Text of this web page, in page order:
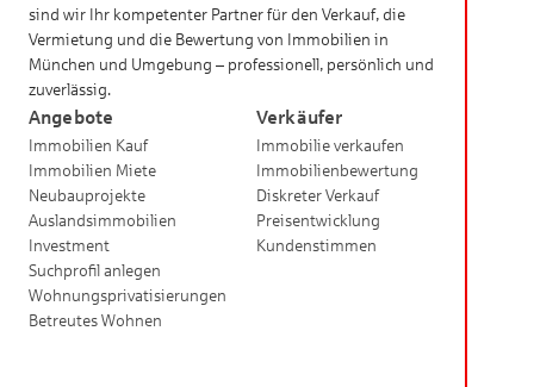
sind wir Ihr kompetenter Partner für den Verkauf, die
Vermietung und die Bewertung von Immobilien in
München und Umgebung – professionell, persönlich und
zuverlässig.
Angebote
Immobilien Kauf
Immobilien Miete
Neubauprojekte
Auslandsimmobilien
Investment
Suchprofil anlegen
Wohnungsprivatisierungen
Betreutes Wohnen
Verkäufer
Immobilie verkaufen
Immobilienbewertung
Diskreter Verkauf
Preisentwicklung
Kundenstimmen